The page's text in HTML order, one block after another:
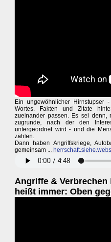
Ein ungewöhnlicher
Wortes. Fakten und Zitate
zueinander passen. Es sei denn,
zugrunde, nach der den
untergeordnet wird - und die
zählen.
Dann haben Angriffskriege,
gemeinsam ...
Angriffe & Verbrechen
heißt immer: Oben